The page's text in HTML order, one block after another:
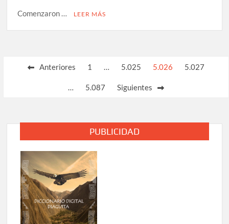
Comenzaron …
LEER MÁS
Paginación
Anteriores 1 5.025 5.026 5.027
5.087 Siguientes
PUBLICIDAD